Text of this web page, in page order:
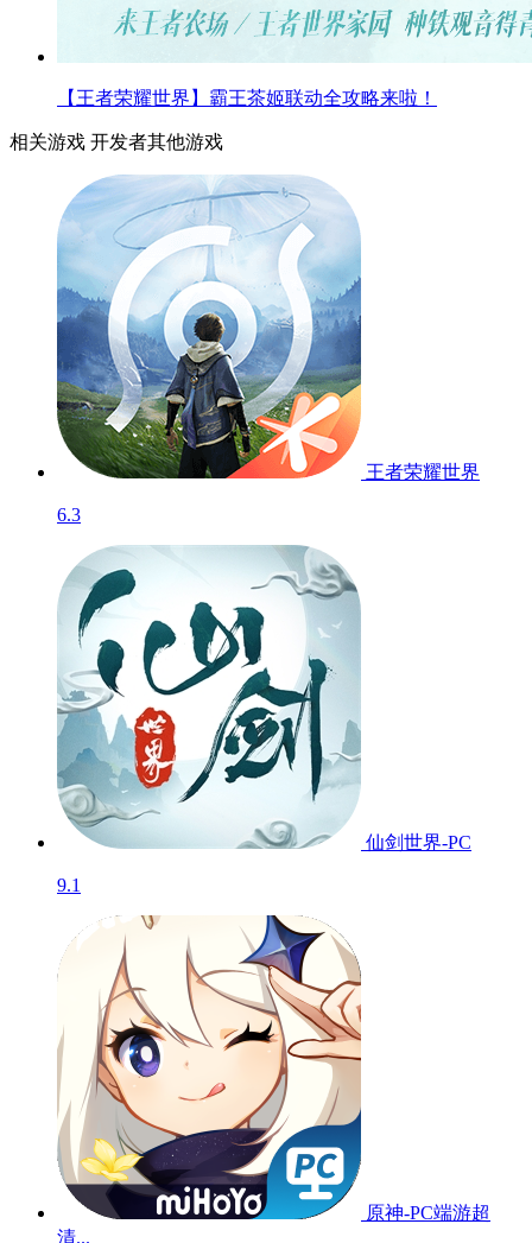
【王者荣耀世界】霸王茶姬联动全攻略来啦！
相关游戏 开发者其他游戏
王者荣耀世界
6.3
仙剑世界-PC
9.1
原神-PC端游超
清...